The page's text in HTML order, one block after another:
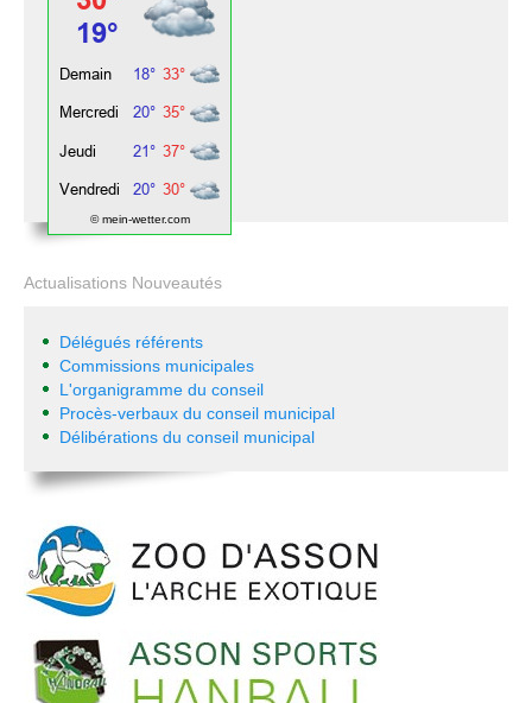
© mein-wetter.com
Actualisations Nouveautés
Délégués référents
Commissions municipales
L'organigramme du conseil
Procès-verbaux du conseil municipal
Délibérations du conseil municipal